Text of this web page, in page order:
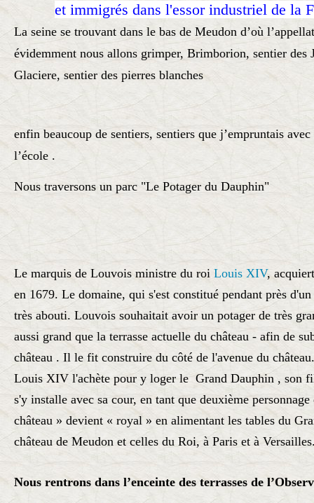
et immigrés dans l'essor industriel de la
La seine se trouvant dans le bas de Meudon d’où
évidemment nous allons grimper, Brimborion, sentier des
Glaciere, sentier des pierres blanches
enfin beaucoup de sentiers, sentiers que j’empruntais
l’école .
Nous traversons un parc "Le Potager du Dauphin"
Le marquis de Louvois ministre du roi Louis XIV,
en 1679. Le domaine, qui s'est constitué pendant près
très abouti. Louvois souhaitait avoir un potager de très
aussi grand que la terrasse actuelle du château - afin de
château . Il le fit construire du côté de l'avenue du
Louis XIV l'achète pour y loger le Grand Dauphin , son
s'y installe avec sa cour, en tant que deuxième
château » devient « royal » en alimentant les tables du
château de Meudon et celles du Roi, à Paris et à Versailles
Nous rentrons dans l’enceinte des terrasses de